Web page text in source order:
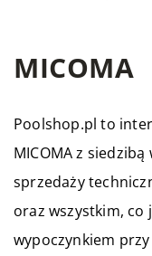
MICOMA
Poolshop.pl to
MICOMA z
sprzedaży
oraz wszystkim, co
wypoczynkiem